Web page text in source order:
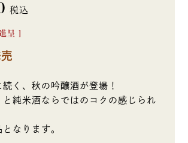
税込
呈 ]
く、秋の吟醸酒が登場！
と純米酒ならではのコクの感じられ
なります。